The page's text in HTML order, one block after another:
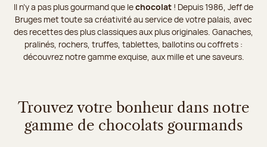
Il n’y a pas plus gourmand que lechocolat ! Depuis 1986, Jeff de
Bruges met toute sa créativité au service de votre palais, avec
des recettes des plus classiques aux plus originales. Ganaches,
pralinés, rochers, truffes, tablettes, ballotins ou coffrets :
découvrez notre gamme exquise, aux mille et une saveurs.
Trouvez votre bonheur dans notre
gamme de chocolats gourmands